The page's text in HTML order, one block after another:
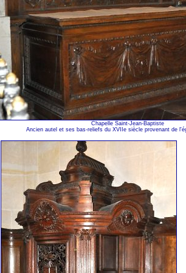
Chapelle Saint-Jean-Baptiste
Ancien autel et ses bas-reliefs du XVIIe siècle provenant de